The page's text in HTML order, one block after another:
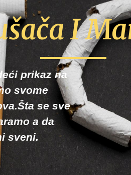
I
prikaz na
svome
se sve
a da
sveni.